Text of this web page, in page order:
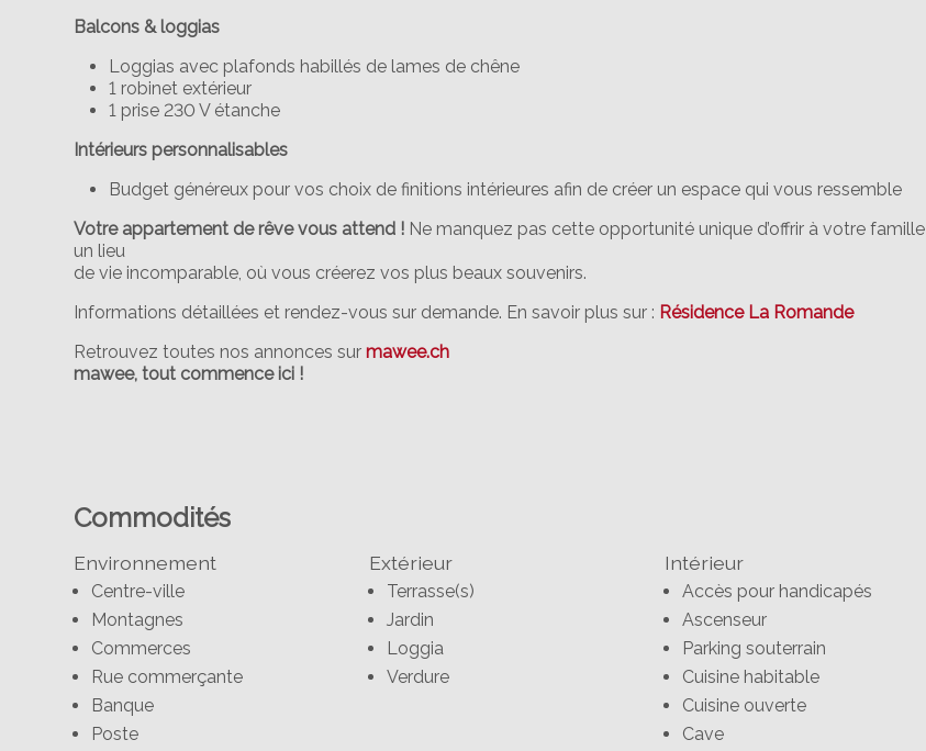
Balcons & loggias
Loggias avec plafonds habillés de lames de chêne
1 robinet extérieur
1 prise 230 V étanche
Intérieurs personnalisables
Budget généreux pour vos choix de finitions intérieures afin de créer un espace qui vous ressemble
Votre appartement de rêve vous attend ! Ne manquez pas cette opportunité unique d’offrir à votre famille
un lieu
de vie incomparable, où vous créerez vos plus beaux souvenirs.
Informations détaillées et rendez-vous sur demande. En savoir plus sur : Résidence La Romande
Retrouvez toutes nos annonces surmawee.ch
mawee, tout commence ici !
Commodités
Environnement
Centre-ville
Montagnes
Commerces
Rue commerçante
Banque
Poste
Extérieur
Terrasse(s)
Jardin
Loggia
Verdure
Intérieur
Accès pour handicapés
Ascenseur
Parking souterrain
Cuisine habitable
Cuisine ouverte
Cave